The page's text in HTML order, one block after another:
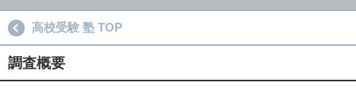
高校受験 塾 TOP
調査概要